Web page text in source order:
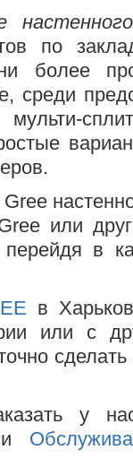
по
более
среди
или
в
в
или с
у
и